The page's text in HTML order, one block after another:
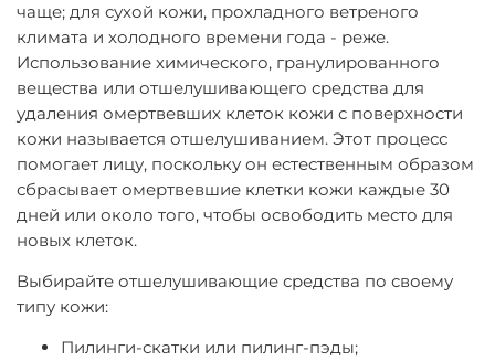
чаще; для сухой кожи, прохладного ветреного
климата и холодного времени года - реже.
Использование химического, гранулированного
вещества или отшелушивающего средства для
удаления омертвевших клеток кожи с поверхности
кожи называется отшелушиванием. Этот процесс
помогает лицу, поскольку он естественным образом
сбрасывает омертвевшие клетки кожи каждые 30
дней или около того, чтобы освободить место для
новых клеток.
Выбирайте отшелушивающие средства по своему
типу кожи:
Пилинги-скатки или пилинг-пэды;